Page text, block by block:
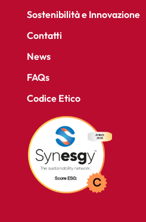
Sostenibilità e Innovazione
Contatti
News
FAQs
Codice Etico